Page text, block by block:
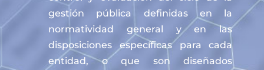
gestión pública definidas en la
normatividad general y en las
disposiciones específicas para cada
entidad, o que son diseñados